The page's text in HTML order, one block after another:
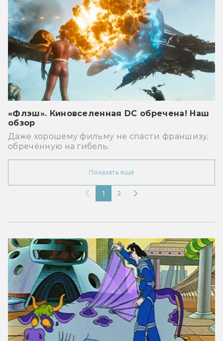
«Флэш». Киновселенная DC обречена! Наш
обзор
Даже хорошему фильму не спасти франшизу,
обречённую на гибель.
Показать ещё
1 2